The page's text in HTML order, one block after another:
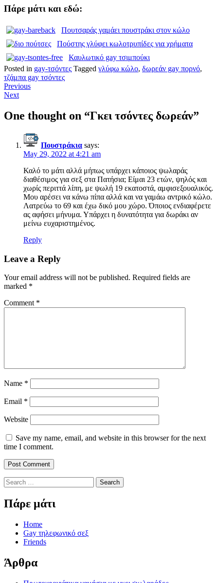
Πάρε μάτι και εδώ:
Πουτσαράς γαμάει πουστράκι στον κώλο
Πούστης γλύφει κωλοτρυπίδες για χρήματα
Καυλωτικό gay τσιμπούκι
Posted in gay-τσόντες Tagged γλύφω κώλο, δωρεάν gay πορνό,
τζάμπα gay τσόντες
Previous
Next
One thought on “Γκει τσόντες δωρεάν”
Πουστράκια says:
May 29, 2022 at 4:21 am
Καλό το μάτι αλλά μήπως υπάρχει κάποιος ψωλαράς
διαθέσιμος για σεξ στα Πατήσια; Είμαι 23 ετών, ψηλός και
χωρίς περιττά λίπη, με ψωλή 19 εκατοστά, αμφισεξουαλικός.
Μου αρέσει να κάνω πίπα αλλά και να γαμάω αντρικό κώλο.
Λατρεύω το 69 και έχω δικό μου χώρο. Όποιος ενδιαφέρετε
ας αφήσει μήνυμα. Υπάρχει η δυνατότητα για δωράκι αν
μείνω ευχαριστημένος.
Reply
Leave a Reply
Your email address will not be published. Required fields are
marked *
Comment *
Name *
Email *
Website
Save my name, email, and website in this browser for the next
time I comment.
Search
for:
Πάρε μάτι
Home
Gay τηλεφωνικό σεξ
Friends
Άρθρα